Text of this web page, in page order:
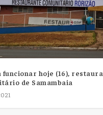
funcionar hoje (16),
de Samambaia